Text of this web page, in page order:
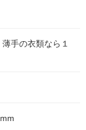
手の衣類なら１